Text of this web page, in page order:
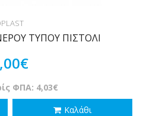
ΤΥΠΟΥ ΠΙΣΤΟΛΙ
ΦΠΑ: 4,03€
Καλάθι